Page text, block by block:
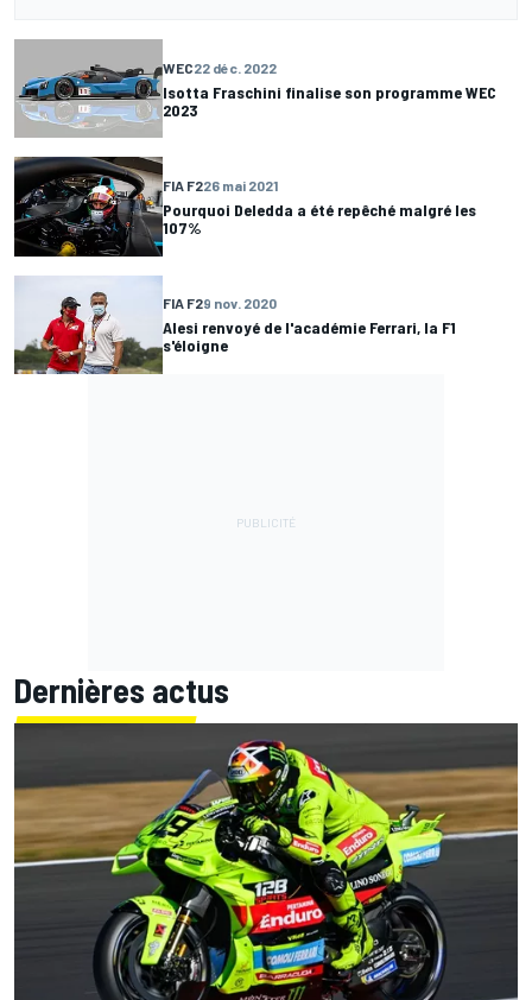
WEC22 déc. 2022
Isotta Fraschini finalise son programme WEC
2023
FIA F226 mai 2021
Pourquoi Deledda a été repêché malgré les
107%
FIA F29 nov. 2020
Alesi renvoyé de l'académie Ferrari, la F1
s'éloigne
Dernières actus